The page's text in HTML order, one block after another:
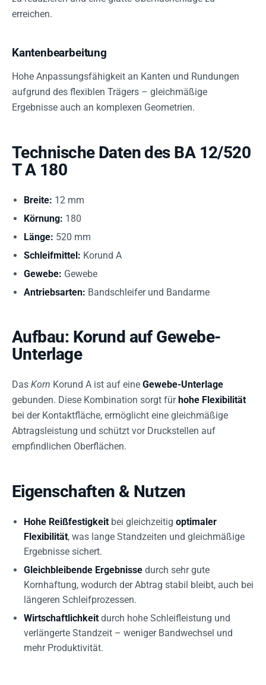
erreichen.
Kantenbearbeitung
Hohe Anpassungsfähigkeit an Kanten und Rundungen
aufgrund des flexiblen Trägers – gleichmäßige
Ergebnisse auch an komplexen Geometrien.
Technische Daten des BA 12/520
T A 180
Breite: 12 mm
Körnung: 180
Länge: 520 mm
Schleifmittel: Korund A
Gewebe: Gewebe
Antriebsarten: Bandschleifer und Bandarme
Aufbau: Korund auf Gewebe-
Unterlage
Das Korn Korund A ist auf eine Gewebe-Unterlage
gebunden. Diese Kombination sorgt fürhohe Flexibilität
bei der Kontaktfläche, ermöglicht eine gleichmäßige
Abtragsleistung und schützt vor Druckstellen auf
empfindlichen Oberflächen.
Eigenschaften & Nutzen
Hohe Reißfestigkeit bei gleichzeitig optimaler
Flexibilität, was lange Standzeiten und gleichmäßige
Ergebnisse sichert.
Gleichbleibende Ergebnisse durch sehr gute
Kornhaftung, wodurch der Abtrag stabil bleibt, auch bei
längeren Schleifprozessen.
Wirtschaftlichkeit durch hohe Schleifleistung und
verlängerte Standzeit – weniger Bandwechsel und
mehr Produktivität.